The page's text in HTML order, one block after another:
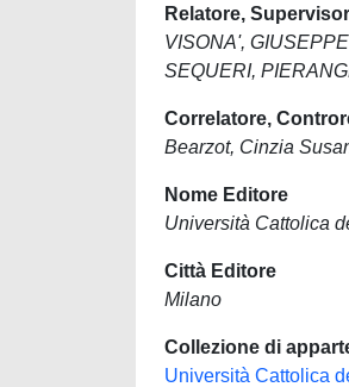
Relatore,
VISONA', GIUSEPPE
SEQUERI,
Correlatore,
Bearzot, Cinzia
Nome Editore
Università Cattolica
Città Editore
Milano
Collezione di
Università Cattolica